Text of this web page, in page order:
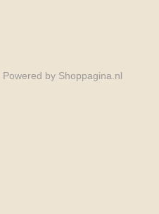
by Shoppagina.nl